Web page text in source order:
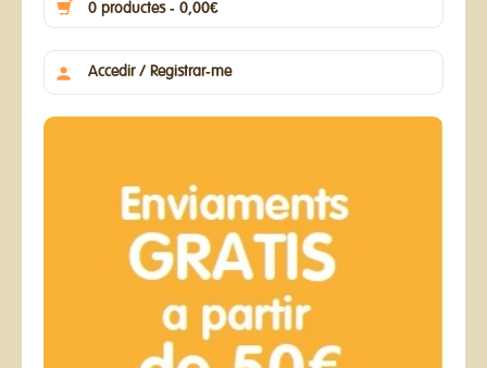
0 productes - 0,00€
Accedir / Registrar-me